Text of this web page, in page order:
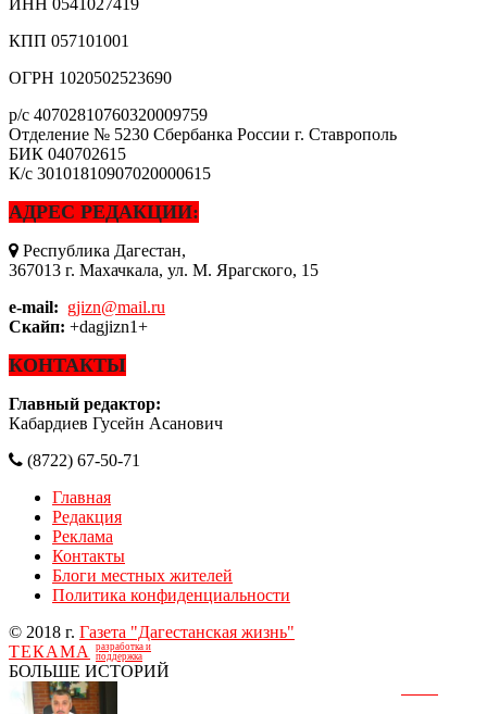
ИНН 0541027419
КПП 057101001
ОГРН 1020502523690
р/с 40702810760320009759
Отделение № 5230 Сбербанка России г. Ставрополь
БИК 040702615
К/с 30101810907020000615
АДРЕС РЕДАКЦИИ:
Республика Дагестан,
367013 г. Махачкала, ул. М. Ярагского, 15
e-mail: gjizn@mail.ru
Скайп: +dagjizn1+
КОНТАКТЫ
Главный редактор:
Кабардиев Гусейн Асанович
(8722) 67-50-71
Главная
Редакция
Реклама
Контакты
Блоги местных жителей
Политика конфиденциальности
© 2018 г. Газета "Дагестанская жизнь"
ТЕКАМА
разработка и
поддержка
БОЛЬШЕ ИСТОРИЙ